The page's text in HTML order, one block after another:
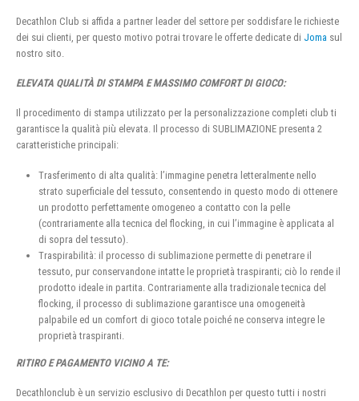
Decathlon Club si affida a partner leader del settore per soddisfare le richieste
dei sui clienti, per questo motivo potrai trovare le offerte dedicate di Joma sul
nostro sito.
ELEVATA QUALITÀ DI STAMPA E MASSIMO COMFORT DI GIOCO:
Il procedimento di stampa utilizzato per la personalizzazione completi club ti
garantisce la qualità più elevata. Il processo di SUBLIMAZIONE presenta 2
caratteristiche principali:
Trasferimento di alta qualità: l’immagine penetra letteralmente nello
strato superficiale del tessuto, consentendo in questo modo di ottenere
un prodotto perfettamente omogeneo a contatto con la pelle
(contrariamente alla tecnica del flocking, in cui l’immagine è applicata al
di sopra del tessuto).
Traspirabilità: il processo di sublimazione permette di penetrare il
tessuto, pur conservandone intatte le proprietà traspiranti; ciò lo rende il
prodotto ideale in partita. Contrariamente alla tradizionale tecnica del
flocking, il processo di sublimazione garantisce una omogeneità
palpabile ed un comfort di gioco totale poiché ne conserva integre le
proprietà traspiranti.
RITIRO E PAGAMENTO VICINO A TE:
Decathlonclub è un servizio esclusivo di Decathlon per questo tutti i nostri